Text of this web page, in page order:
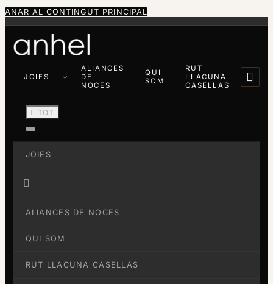
ANAR AL CONTINGUT PRINCIPAL
JOIES
ALIANCES
DE
NOCES
QUI
SOM
RUT
LLACUNA
CASELLAS

 TOT
JOIES

ALIANCES DE NOCES
QUI SOM
RUT LLACUNA CASELLAS